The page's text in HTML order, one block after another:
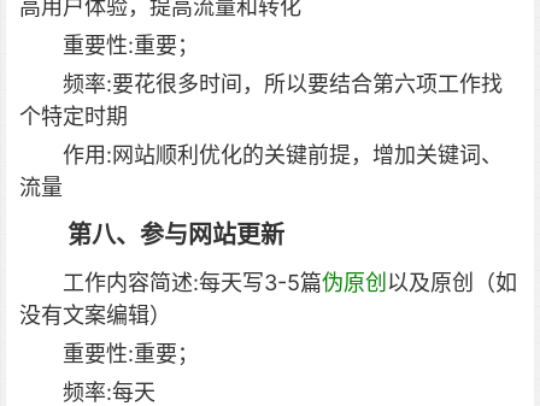
高用户体验，提高流量和转化
重要性:重要；
频率:要花很多时间，所以要结合第六项工作找
个特定时期
作用:网站顺利优化的关键前提，增加关键词、
流量
第八、参与网站更新
工作内容简述:每天写3-5篇伪原创 以及原创（如
没有文案编辑）
重要性:重要；
频率:每天